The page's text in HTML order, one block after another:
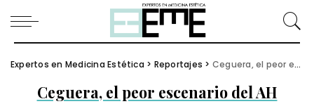
Expertos en Medicina Estética > Reportajes > Ceguera, el peor escenario del AH
Ceguera, el peor escenario del AH